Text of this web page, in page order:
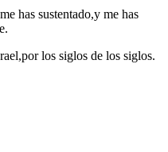
has sustentado,y me has
los siglos de los siglos.